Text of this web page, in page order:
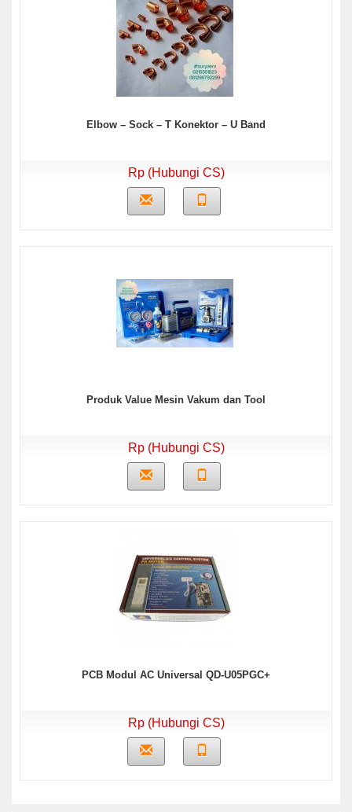
Elbow – Sock – T Konektor – U Band
Rp (Hubungi CS)
Produk Value Mesin Vakum dan Tool
Rp (Hubungi CS)
PCB Modul AC Universal QD-U05PGC+
Rp (Hubungi CS)